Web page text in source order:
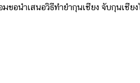
อนำเสนอวิธีทำยำกุนเชียง จับกุนเชียง